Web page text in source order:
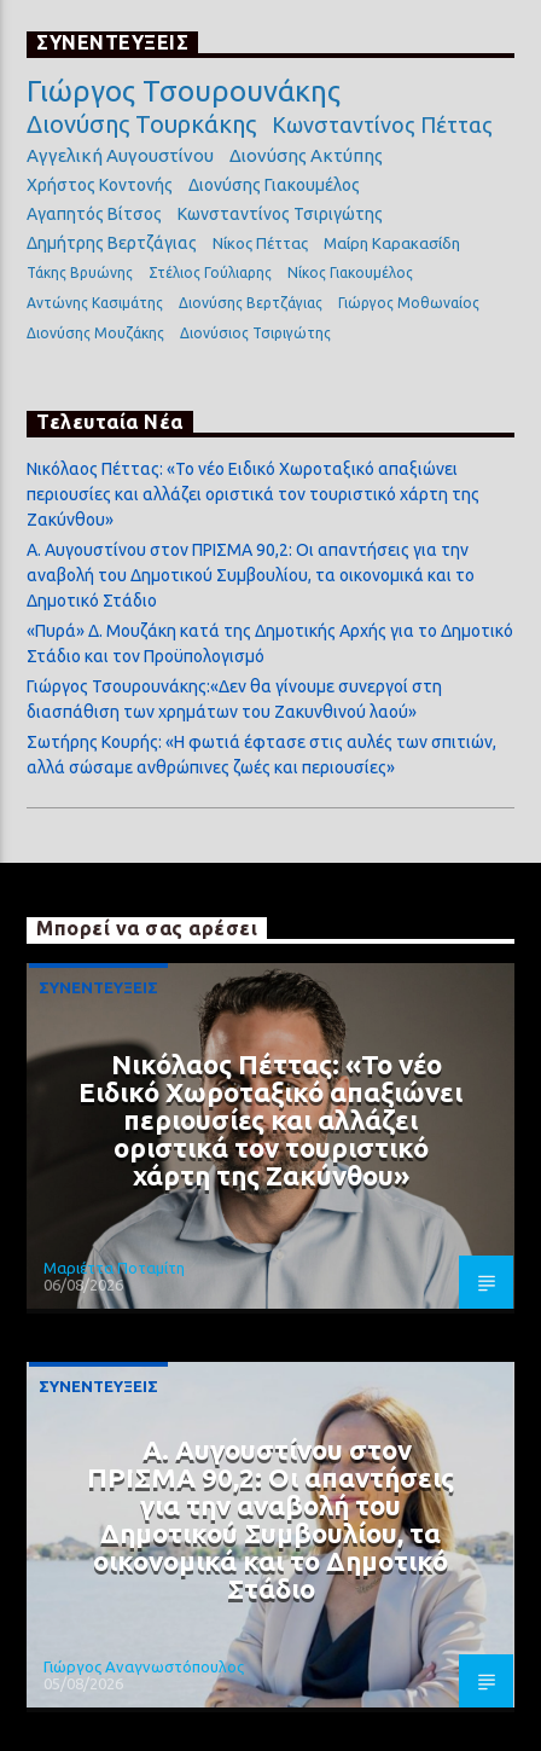
ΣΥΝΕΝΤΕΥΞΕΙΣ
Γιώργος Τσουρουνάκης
Διονύσης Τουρκάκης Κωνσταντίνος Πέττας
Αγγελική Αυγουστίνου Διονύσης Ακτύπης
Χρήστος Κοντονής
Διονύσης Γιακουμέλος
Αγαπητός Βίτσος
Κωνσταντίνος Τσιριγώτης
Δημήτρης Βερτζάγιας
Νίκος Πέττας Μαίρη Καρακασίδη
Τάκης Βρυώνης Στέλιος Γούλιαρης
Νίκος Γιακουμέλος
Αντώνης Κασιμάτης
Διονύσης Βερτζάγιας
Γιώργος Μοθωναίος
Διονύσης Μουζάκης
Διονύσιος Τσιριγώτης
Τελευταία Νέα
Νικόλαος Πέττας: «Το νέο Ειδικό Χωροταξικό απαξιώνει
περιουσίες και αλλάζει οριστικά τον τουριστικό χάρτη της
Ζακύνθου»
Α. Αυγουστίνου στον ΠΡΙΣΜΑ 90,2: Οι απαντήσεις για την
αναβολή του Δημοτικού Συμβουλίου, τα οικονομικά και το
Δημοτικό Στάδιο
«Πυρά» Δ. Μουζάκη κατά της Δημοτικής Αρχής για το Δημοτικό
Στάδιο και τον Προϋπολογισμό
Γιώργος Τσουρουνάκης:«Δεν θα γίνουμε συνεργοί στη
διασπάθιση των χρημάτων του Ζακυνθινού λαού»
Σωτήρης Κουρής: «Η φωτιά έφτασε στις αυλές των σπιτιών,
αλλά σώσαμε ανθρώπινες ζωές και περιουσίες»
Μπορεί να σας αρέσει
ΣΥΝΕΝΤΕΥΞΕΙΣ
Νικόλαος Πέττας: «Το νέο
Ειδικό Χωροταξικό απαξιώνει
περιουσίες και αλλάζει
οριστικά τον τουριστικό
χάρτη της Ζακύνθου»
Μαριέττα Ποταμίτη
06/08/2026
ΣΥΝΕΝΤΕΥΞΕΙΣ
Α. Αυγουστίνου στον
ΠΡΙΣΜΑ 90,2: Οι απαντήσεις
για την αναβολή του
Δημοτικού Συμβουλίου, τα
οικονομικά και το Δημοτικό
Στάδιο
Γιώργος Αναγνωστόπουλος
05/08/2026